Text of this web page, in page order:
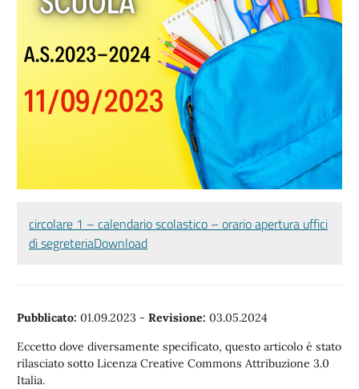
circolare 1 – calendario scolastico – orario apertura uffici
di segreteriaDownload
Pubblicato: 01.09.2023 - Revisione: 03.05.2024
Eccetto dove diversamente specificato, questo articolo è stato
rilasciato sotto Licenza Creative Commons Attribuzione 3.0
Italia.